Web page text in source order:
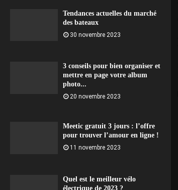
Tendances actuelles du marché
des bateaux
30 novembre 2023
3 conseils pour bien organiser et
mettre en page votre album
photo...
20 novembre 2023
Meetic gratuit 3 jours : l’offre
pour trouver l’amour en ligne !
11 novembre 2023
Quel est le meilleur vélo
électrique de 2023 ?